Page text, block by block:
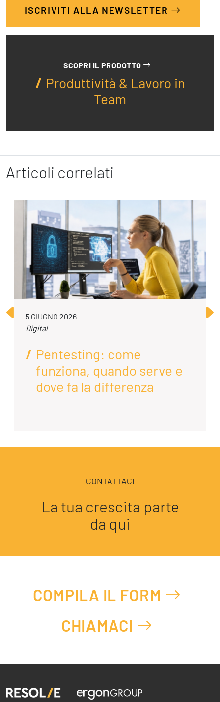
ISCRIVITI ALLA NEWSLETTER
SCOPRI IL PRODOTTO
Produttività & Lavoro in
Team
Articoli correlati
5 GIUGNO 2026
Digital
Pentesting: come
funziona, quando serve e
dove fa la differenza
CONTATTACI
La tua crescita parte
da qui
COMPILA IL FORM
CHIAMACI